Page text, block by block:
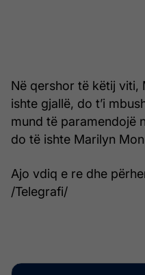
Në qershor të këtij viti,
ishte gjallë, do t’i
mund të paramendojë
do të ishte Marilyn
Ajo vdiq e re dhe
/Telegrafi/